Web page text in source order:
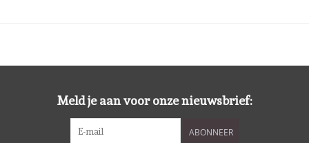
Meld je aan voor onze nieuwsbrief:
ABONNEER